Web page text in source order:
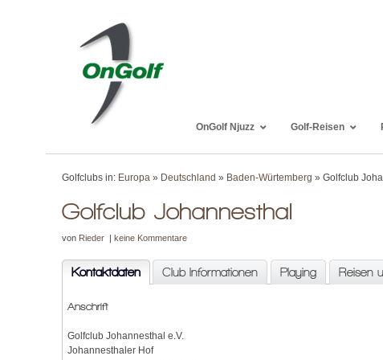
OnGolf Njuzz Golf-Reisen
Golfclubs in: Europa» Deutschland » Baden-Würtemberg » Golfclub
Golfclub Johannesthal
von Rieder| keine Kommentare
Kontaktdaten Club Informationen Playing Reisen
Anschrift
Golfclub Johannesthal e.V.
Johannesthaler Hof